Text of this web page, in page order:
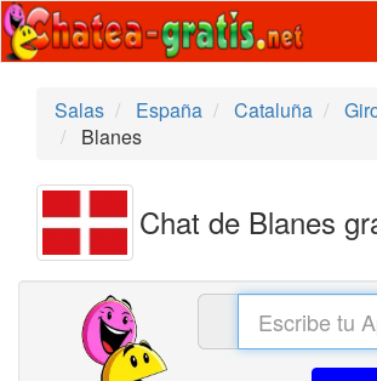
Salas
España Cataluña
Blanes
Chat de Blanes